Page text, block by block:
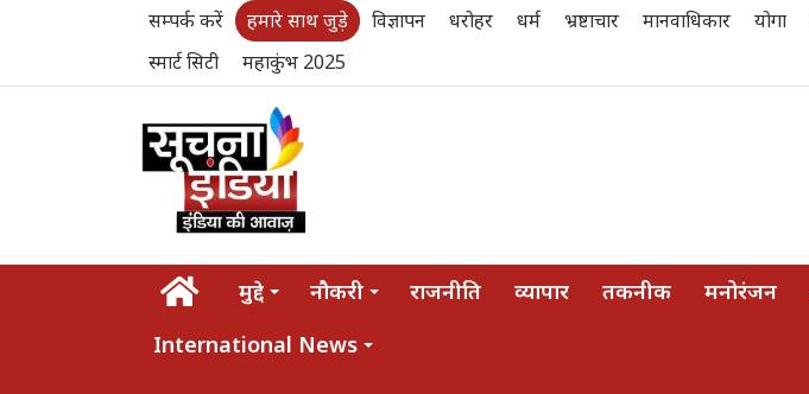
सम्पर्क करें हमारे साथ जुड़े विज्ञापन धरोहर धर्म भ्रष्टाचार मानवाधिकार योगा
स्मार्ट सिटी
महाकुंभ 2025
होम मुद्दे नौकरी राजनीति व्यापार तकनीक मनोरंजन
International News